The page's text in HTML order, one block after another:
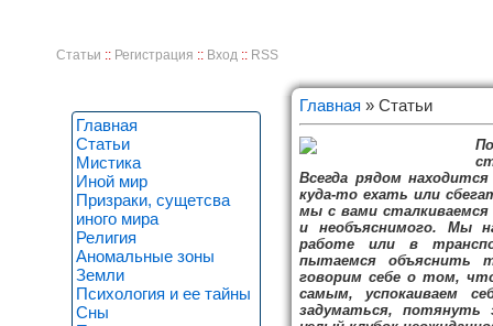
Статьи :: Регистрация :: Вход :: RSS
Главная
Статьи
Мистика
Иной мир
Призраки, сущетсва
иного мира
Религия
Аномальные зоны
Земли
Психология и ее тайны
Сны
Главная » Статьи
Всегда рядом
куда-то ехать или
мы с вами
и необъяснимого. Мы
работе или в
пытаемся
говорим себе о том,
самым, успокаиваем
задуматься, потянуть